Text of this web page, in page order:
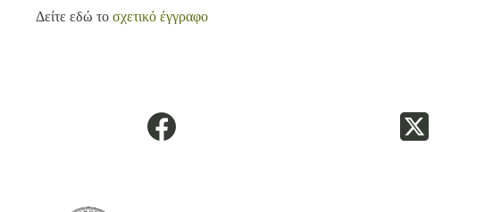
Δείτε εδώ το σχετικό έγγραφο